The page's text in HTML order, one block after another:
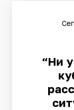
“Ни